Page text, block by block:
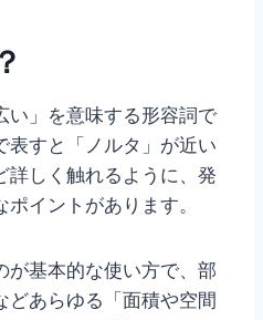
い」を意味する形容詞で
表すと「ノルタ」が近い
詳しく触れるように、発
イントがあります。
が基本的な使い方で、部
どあらゆる「面積や空間